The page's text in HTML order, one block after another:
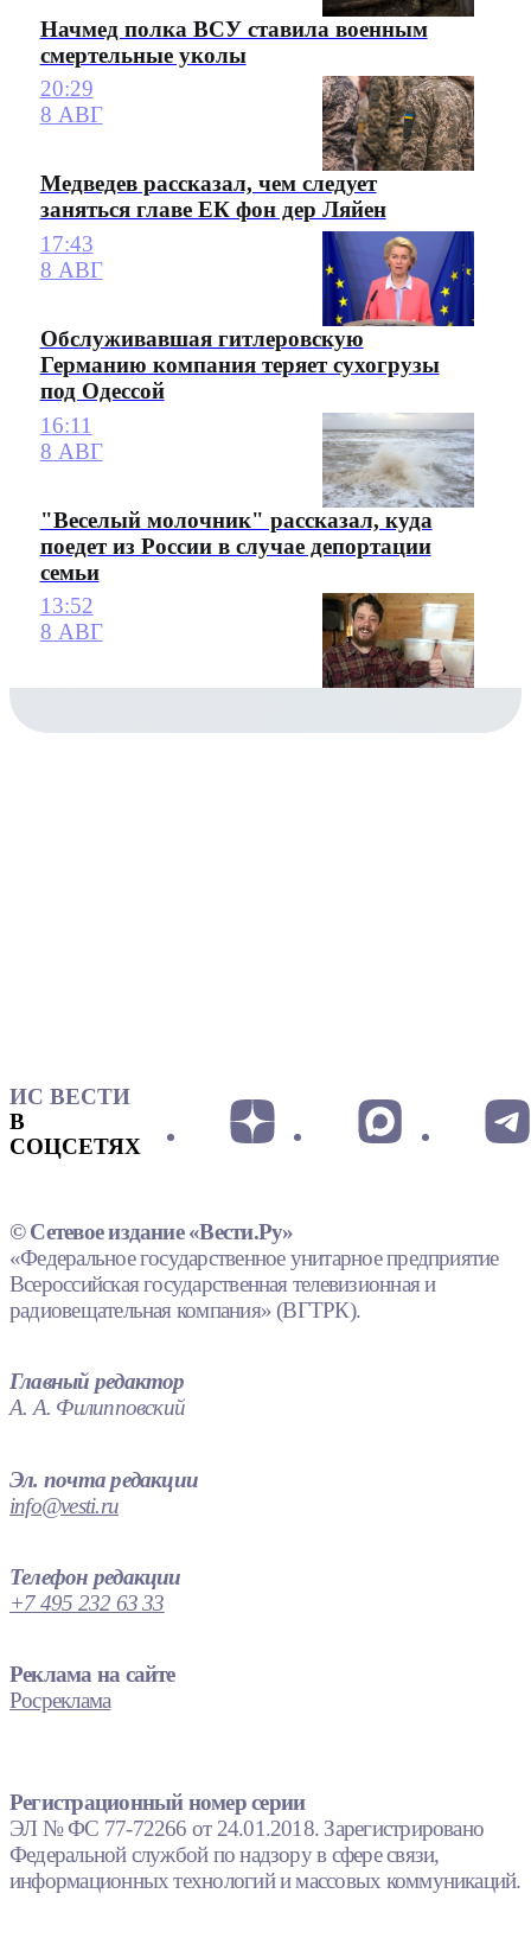
Начмед полка ВСУ ставила военным
смертельные уколы
20:29
8 АВГ
Медведев рассказал, чем следует
заняться главе ЕК фон дер Ляйен
17:43
8 АВГ
Обслуживавшая гитлеровскую
Германию компания теряет сухогрузы
под Одессой
16:11
8 АВГ
"Веселый молочник" рассказал, куда
поедет из России в случае депортации
семьи
13:52
8 АВГ
ИС ВЕСТИ
В
СОЦСЕТЯХ
© Сетевое издание «Вести.Ру»
«Федеральное государственное унитарное предприятие
Всероссийская государственная телевизионная и
радиовещательная компания» (ВГТРК).
Главный редактор
А. А. Филипповский
Эл. почта редакции
info@vesti.ru
Телефон редакции
+7 495 232 63 33
Реклама на сайте
Росреклама
Регистрационный номер серии
ЭЛ № ФС 77-72266 от 24.01.2018. Зарегистрировано
Федеральной службой по надзору в сфере связи,
информационных технологий и массовых коммуникаций.